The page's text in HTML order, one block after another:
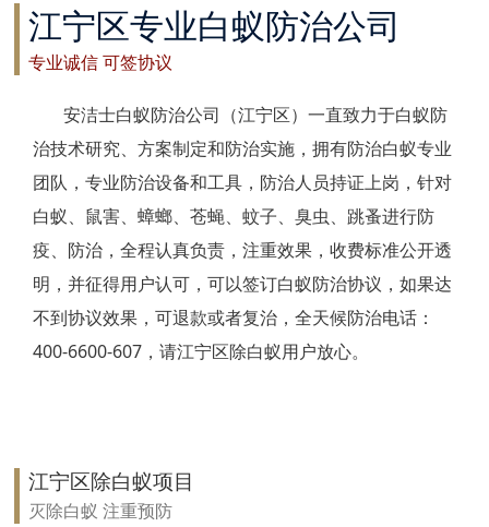
如皋白蚁防治
海安白蚁防治
泰州白蚁防治
兴化白蚁防治
靖江白蚁防治
泰兴白蚁防治
扬州白蚁防治
宝应白蚁防治
镇江白蚁防治
江宁区专业白蚁防治公司
专业诚信 可签协议
安洁士白蚁防治公司（江宁区）一直致力于白蚁防
治技术研究、方案制定和防治实施，拥有防治白蚁专业
团队，专业防治设备和工具，防治人员持证上岗，针对
白蚁、鼠害、蟑螂、苍蝇、蚊子、臭虫、跳蚤进行防
疫、防治，全程认真负责，注重效果，收费标准公开透
明，并征得用户认可，可以签订白蚁防治协议，如果达
不到协议效果，可退款或者复治，全天候防治电话：
400-6600-607，请江宁区除白蚁用户放心。
江宁区除白蚁项目
灭除白蚁 注重预防